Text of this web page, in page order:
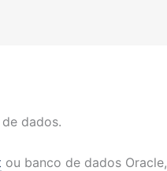
dados.
ou banco de dados Oracle,